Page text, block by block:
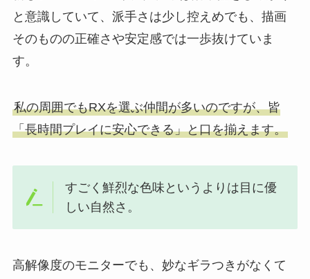
と意識していて、派手さは少し控えめでも、描画
そのものの正確さや安定感では一歩抜けていま
す。
私の周囲でもRXを選ぶ仲間が多いのですが、皆
「長時間プレイに安心できる」と口を揃えます。
すごく鮮烈な色味というよりは目に優
しい自然さ。
高解像度のモニターでも、妙なギラつきがなくて